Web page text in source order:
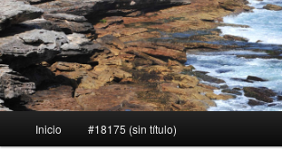
principal
Inicio #18175 (sin título)